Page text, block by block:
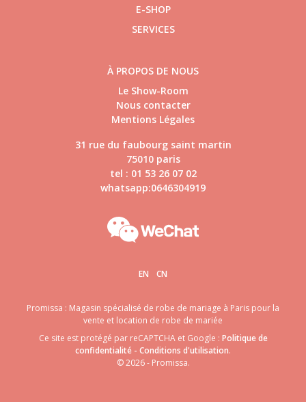
E-SHOP
SERVICES
À PROPOS DE NOUS
Le Show-Room
Nous contacter
Mentions Légales
31 rue du faubourg saint martin
75010 paris
tel : 01 53 26 07 02
whatsapp:0646304919
EN CN
Promissa : Magasin spécialisé de robe de mariage à Paris pour la
vente et location de robe de mariée
Ce site est protégé par reCAPTCHA et Google : Politique de
confidentialité - Conditions d'utilisation.
© 2026 - Promissa.